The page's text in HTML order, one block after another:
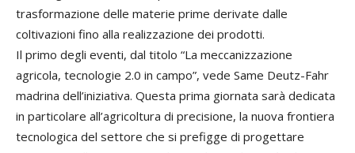
trasformazione delle materie prime derivate dalle
coltivazioni fino alla realizzazione dei prodotti.
Il primo degli eventi, dal titolo “La meccanizzazione
agricola, tecnologie 2.0 in campo”, vede Same Deutz-Fahr
madrina dell’iniziativa. Questa prima giornata sarà dedicata
in particolare all’agricoltura di precisione, la nuova frontiera
tecnologica del settore che si prefigge di progettare